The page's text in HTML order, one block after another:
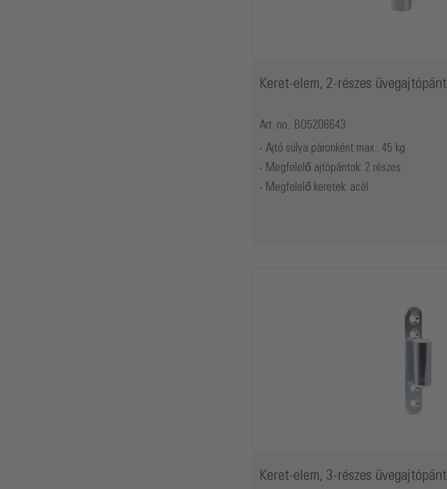
Keret-elem, 2-részes üvegajtópánt
Art. no.: BO5206643
Ajtó súlya páronként max.: 45 kg
Megfelelő ajtópántok: 2 részes
Megfelelő keretek: acél
Keret-elem, 3-részes üvegajtópánt